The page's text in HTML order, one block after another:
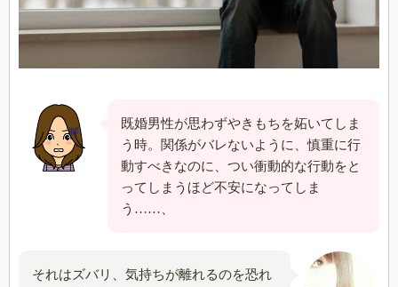
既婚男性が思わずやきもちを妬いてしま
う時。関係がバレないように、慎重に行
動すべきなのに、つい衝動的な行動をと
ってしまうほど不安になってしま
う……、
それはズバリ、気持ちが離れるのを恐れ